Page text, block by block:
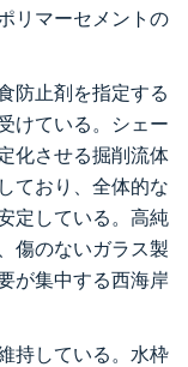
リマーセメントの
防止剤を指定する
けている。シェー
化させる掘削流体
ており、全体的な
定している。高純
傷のないガラス製
が集中する西海岸
持している。水枠